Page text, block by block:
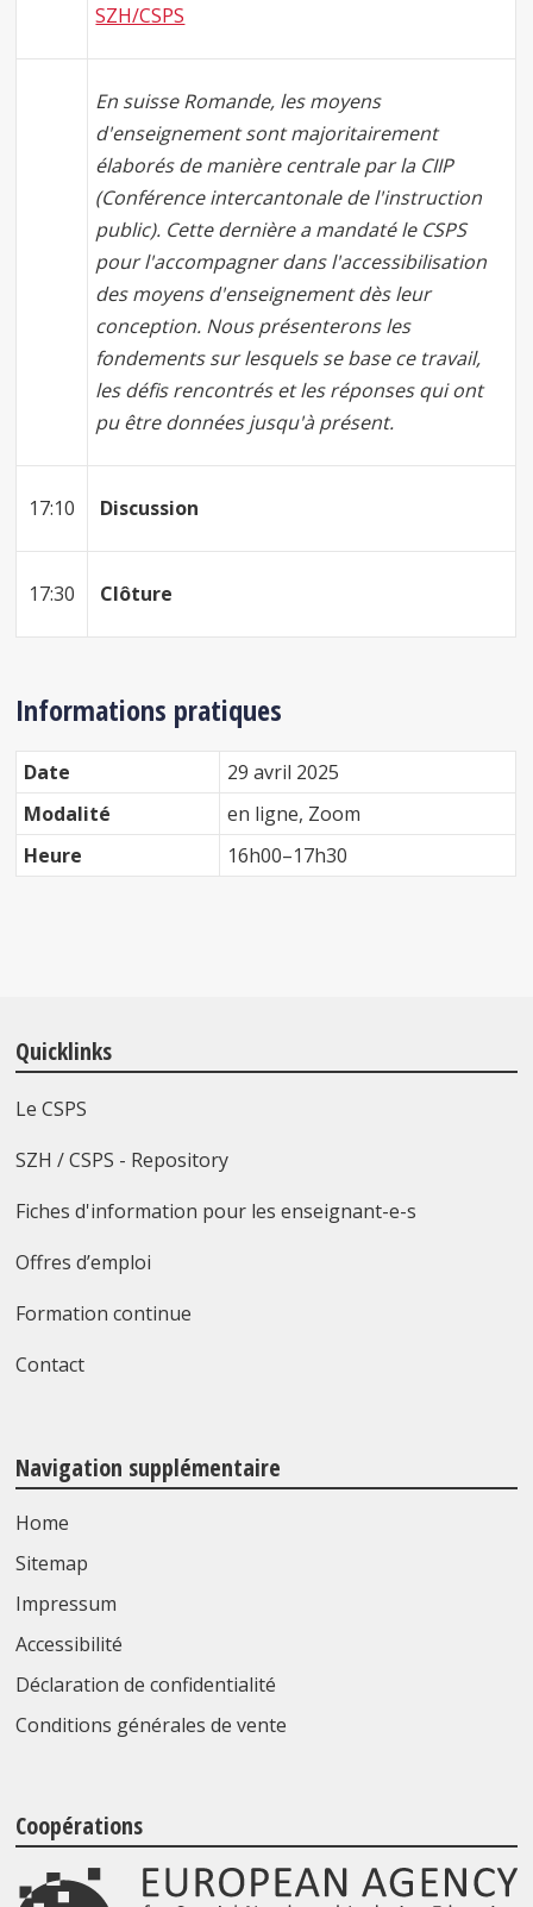
SZH/CSPS
En suisse Romande, les moyens
d'enseignement sont majoritairement
élaborés de manière centrale par la CIIP
(Conférence intercantonale de l'instruction
public). Cette dernière a mandaté le CSPS
pour l'accompagner dans l'accessibilisation
des moyens d'enseignement dès leur
conception. Nous présenterons les
fondements sur lesquels se base ce travail,
les défis rencontrés et les réponses qui ont
pu être données jusqu'à présent.
17:10 Discussion
17:30 Clôture
Informations pratiques
Date
29 avril 2025
Modalité
en ligne, Zoom
Heure
16h00–17h30
Quicklinks
Le CSPS
SZH / CSPS - Repository
Fiches d'information pour les enseignant-e-s
Offres d’emploi
Formation continue
Contact
Navigation supplémentaire
Home
Sitemap
Impressum
Accessibilité
Déclaration de confidentialité
Conditions générales de vente
Coopérations